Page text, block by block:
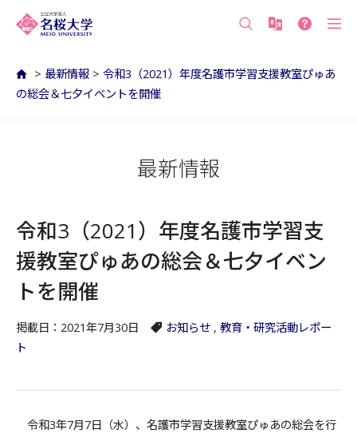
> 最新情報 > 令和3（2021）年度名護市学習支援教室ぴゅあ
の総会＆七夕イベントを開催
最新情報
令和3（2021）年度名護市学習支
援教室ぴゅあの総会＆七夕イベン
トを開催
掲載日：2021年7月30日 お知らせ , 教育・研究活動レポー
ト
令和3年7月7日（水）、名護市学習支援教室ぴゅあの総会を行